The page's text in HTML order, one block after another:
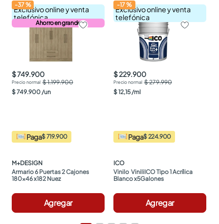
Exclusivo online y venta
telefónica
Ahorro en grande
-37%
$ 749.900
$ 1.199.900
$749.900 /un
Paga$ 719.900
M+DESIGN
Armario 6 Puertas 2 Cajones
180x46 x182 Nuez
Agregar
Exclusivo online y venta
telefónica
-17%
$ 229.900
$ 279.990
$12,15 /ml
Paga$ 224.900
ICO
Vinilo  ViniliICO Tipo 1 Acrílica
Blanco x5Galones
Agregar